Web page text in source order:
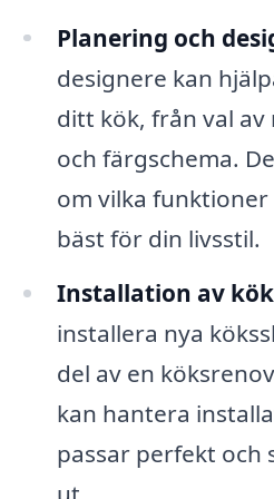
Planering och
designere kan
ditt kök, från val
och färgschema.
om vilka funktioner
bäst för din livsstil.
Installation av
installera nya
del av en
kan hantera
passar perfekt och